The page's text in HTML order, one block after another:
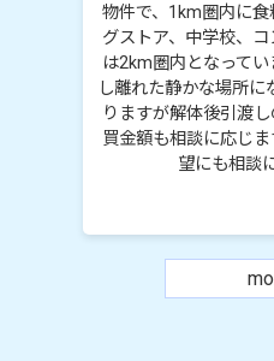
物件で、1km圏内に
グストア、中学校、
は2km圏内となって
し離れた静かな場所に
りますが解体後引渡
買金額も相談に応じ
望にも相談